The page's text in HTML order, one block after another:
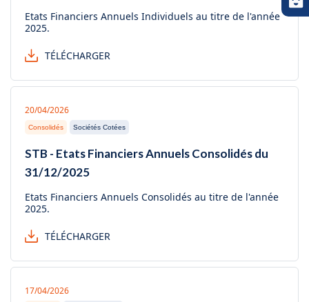
Etats Financiers Annuels Individuels au titre de l'année
2025.
TÉLÉCHARGER
20/04/2026
Consolidés Sociétés Cotées
STB - Etats Financiers Annuels Consolidés du
31/12/2025
Etats Financiers Annuels Consolidés au titre de l'année
2025.
TÉLÉCHARGER
17/04/2026